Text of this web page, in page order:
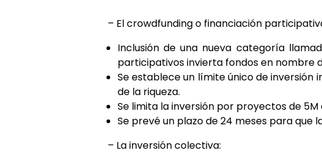
– El crowdfunding o financiación
Inclusión de una nueva categoría
participativos invierta fondos en nombre
Se establece un límite único de inversión
de la riqueza.
Se limita la inversión por proyectos de 5M
Se prevé un plazo de 24 meses para que
– La inversión colectiva: